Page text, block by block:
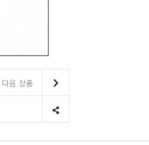
다음 상품